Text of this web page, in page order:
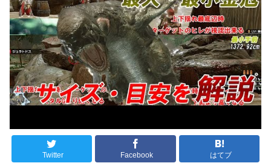
Twitter Facebook はてブ